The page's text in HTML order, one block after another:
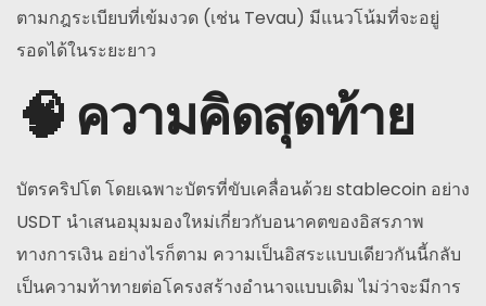
ตามกฎระเบียบที่เข้มงวด (เช่น Tevau) มีแนวโน้มที่จะอยู่
รอดได้ในระยะยาว
🧠 ความคิดสุดท้าย
บัตรคริปโต โดยเฉพาะบัตรที่ขับเคลื่อนด้วย stablecoin อย่าง
USDT นำเสนอมุมมองใหม่เกี่ยวกับอนาคตของอิสรภาพ
ทางการเงิน อย่างไรก็ตาม ความเป็นอิสระแบบเดียวกันนี้กลับ
เป็นความท้าทายต่อโครงสร้างอำนาจแบบเดิม ไม่ว่าจะมีการ